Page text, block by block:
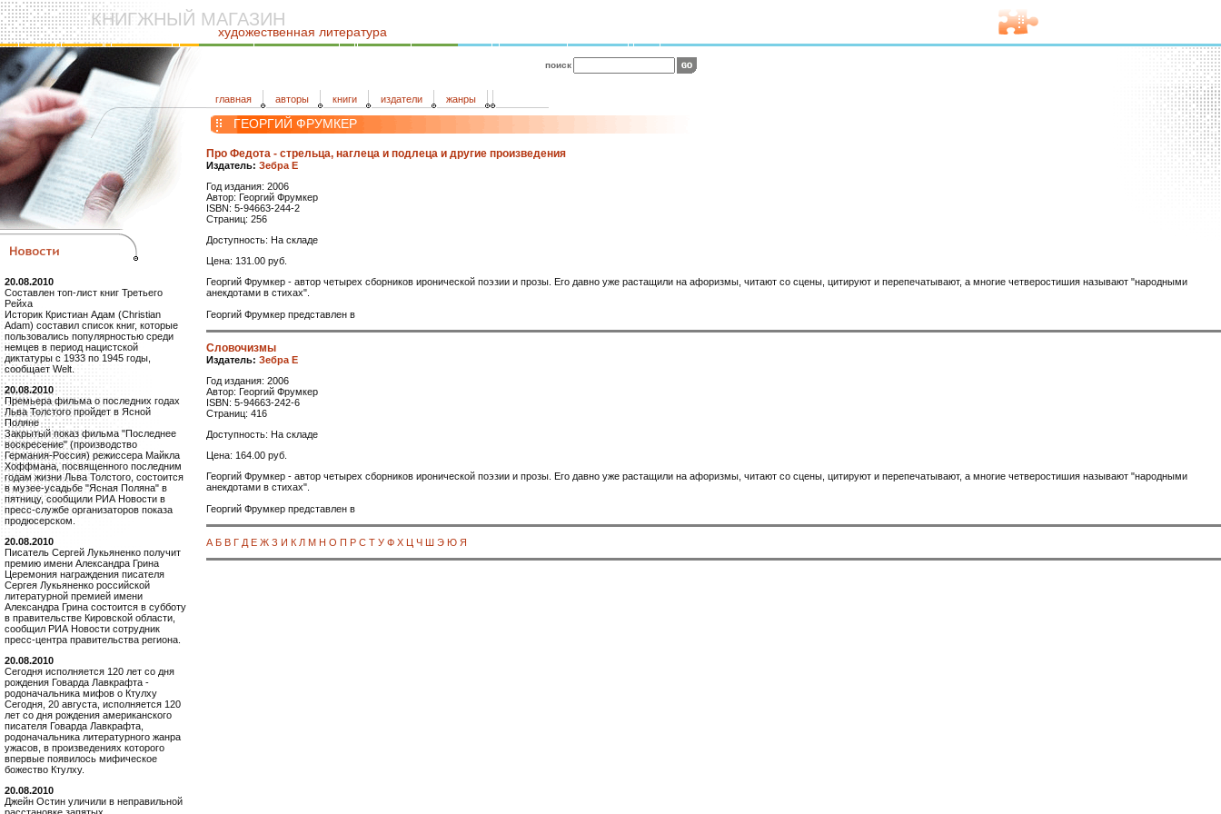
КНИГЖНЫЙ МАГАЗИН
художественная литература
поиск
главная авторы книги издатели жанры
20.08.2010
Составлен топ-лист книг Третьего
Рейха
Историк Кристиан Адам (Christian
Adam) составил список книг, которые
пользовались популярностью среди
немцев в период нацистской
диктатуры с 1933 по 1945 годы,
сообщает Welt.
20.08.2010
Премьера фильма о последних годах
Льва Толстого пройдет в Ясной
Поляне
Закрытый показ фильма "Последнее
воскресение" (производство
Германия-Россия) режиссера Майкла
Хоффмана, посвященного последним
годам жизни Льва Толстого, состоится
в музее-усадьбе "Ясная Поляна" в
пятницу, сообщили РИА Новости в
пресс-службе организаторов показа
продюсерском.
20.08.2010
Писатель Сергей Лукьяненко получит
премию имени Александра Грина
Церемония награждения писателя
Сергея Лукьяненко российской
литературной премией имени
Александра Грина состоится в субботу
в правительстве Кировской области,
сообщил РИА Новости сотрудник
пресс-центра правительства региона.
20.08.2010
Сегодня исполняется 120 лет со дня
рождения Говарда Лавкрафта -
родоначальника мифов о Ктулху
Сегодня, 20 августа, исполняется 120
лет со дня рождения американского
писателя Говарда Лавкрафта,
родоначальника литературного жанра
ужасов, в произведениях которого
впервые появилось мифическое
божество Ктулху.
20.08.2010
Джейн Остин уличили в неправильной
ГЕОРГИЙ ФРУМКЕР
Про Федота - стрельца, наглеца и подлеца и другие произведения
Издатель: Зебра Е
Год издания: 2006
Автор: Георгий Фрумкер
ISBN: 5-94663-244-2
Страниц: 256
Доступность: На складе
Цена: 131.00 руб.
Георгий Фрумкер - автор четырех сборников иронической поэзии и прозы. Его давно уже растащили на афоризмы, читают со сцены, цитируют и перепечатывают, а многие четверостишия называют "народными
анекдотами в стихах".
Георгий Фрумкер представлен в
Словочизмы
Издатель: Зебра Е
Год издания: 2006
Автор: Георгий Фрумкер
ISBN: 5-94663-242-6
Страниц: 416
Доступность: На складе
Цена: 164.00 руб.
Георгий Фрумкер - автор четырех сборников иронической поэзии и прозы. Его давно уже растащили на афоризмы, читают со сцены, цитируют и перепечатывают, а многие четверостишия называют "народными
анекдотами в стихах".
Георгий Фрумкер представлен в
А Б В Г Д Е Ж З И К Л М Н О П Р С Т У Ф Х Ц Ч Ш Э Ю Я